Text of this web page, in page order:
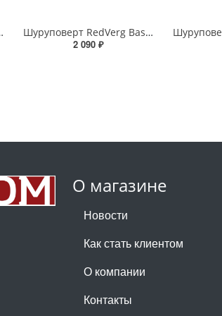
сетевой
Шуруповерт RedVerg Basic SD300
2 090 ₽
О магазине
Новости
Как стать клиентом
О компании
Контакты